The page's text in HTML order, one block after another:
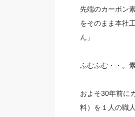
先端のカーボン
をそのまま本社
ん」
ふむふむ・・。
およそ30年前に
料）を１人の職